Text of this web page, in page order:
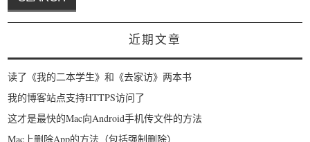
近期文章
读了《我的二本学生》和《去家访》两本书
我的博客站点支持HTTPS访问了
这才是最快的Mac向Android手机传文件的方法
Mac上删除App的方法（包括强制删除）